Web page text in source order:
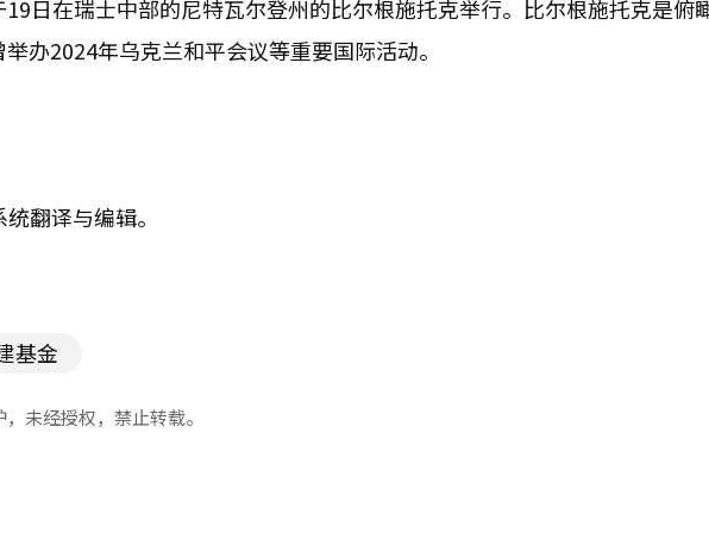
日在瑞士中部的尼特瓦尔登州的比尔根施托克举行。比尔根施托克是俯
办2024年乌克兰和平会议等重要国际活动。
翻译与编辑。
基金
未经授权，禁止转载。